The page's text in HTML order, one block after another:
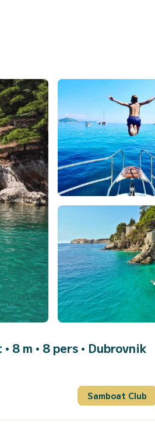
8 m • 8 pers • Dubrovnik
Samboat Club